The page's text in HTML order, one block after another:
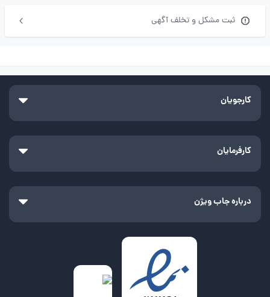
ثبت مشکل و تخلف آگهی
کارجویان
کارفرمایان
درباره جاب ویژن